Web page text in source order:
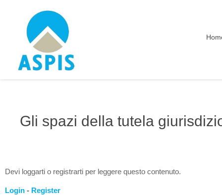
Gli spazi della tutela
Devi loggarti o registrarti per leggere questo contenuto.
Login - Register